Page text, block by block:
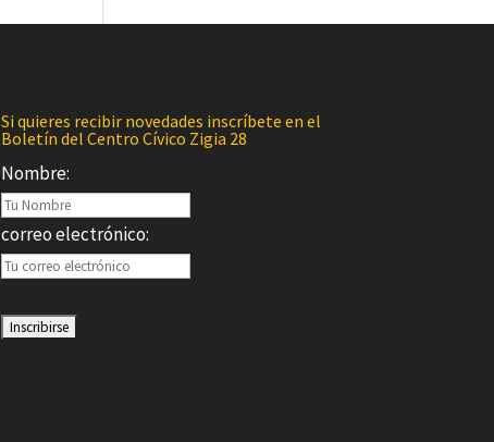
Si quieres recibir novedades inscríbete en el
Boletín del Centro Cívico Zigia 28
Nombre:
correo electrónico: